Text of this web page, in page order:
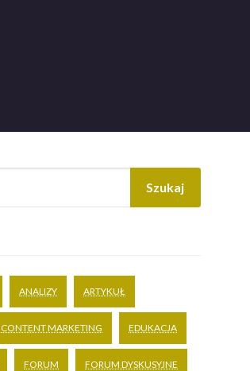
Szukaj
ANALIZY ARTYKUŁ
CONTENT MARKETING EDUKACJA
FORUM FORUM DYSKUSYJNE